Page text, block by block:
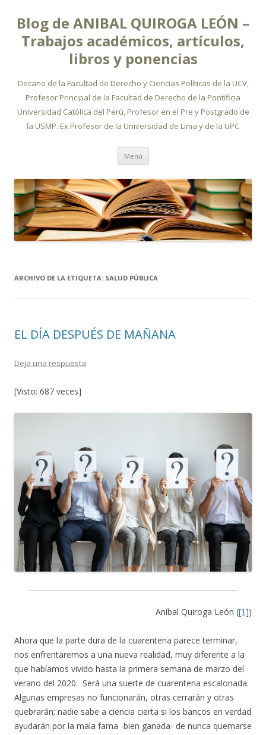
Blog de ANIBAL QUIROGA LEÓN –
Trabajos académicos, artículos,
libros y ponencias
Decano de la Facultad de Derecho y Ciencias Políticas de la UCV,
Profesor Principal de la Facultad de Derecho de la Pontificia
Universidad Católica del Perú, Profesor en el Pre y Postgrado de
la USMP. Ex Profesor de la Universidad de Lima y de la UPC
Menú Ir
contenido
ARCHIVO DE LA ETIQUETA: SALUD PÚBLICA
EL DÍA DESPUÉS DE MAÑANA
Deja una respuesta
[Visto: 687 veces]
Aníbal Quiroga León ([1])
Ahora que la parte dura de la cuarentena parece terminar,
nos enfrentaremos a una nueva realidad, muy diferente a la
que habíamos vivido hasta la primera semana de marzo del
verano del 2020. Será una suerte de cuarentena escalonada.
Algunas empresas no funcionarán, otras cerrarán y otras
quebrarán; nadie sabe a ciencia cierta si los bancos en verdad
ayudarán por la mala fama -bien ganada- de nunca quemarse